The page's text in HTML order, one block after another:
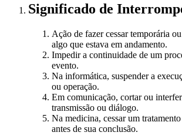
Significado de
Ação de fazer cessar temporária
algo que estava em andamento.
Impedir a continuidade de um
evento.
Na informática, suspender a
ou operação.
Em comunicação, cortar ou
transmissão ou diálogo.
Na medicina, cessar um
antes de sua conclusão.